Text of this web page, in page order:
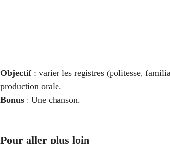
Objectif : varier les registres (politesse,
production orale.
Bonus : Une chanson.
Pour aller plus loin